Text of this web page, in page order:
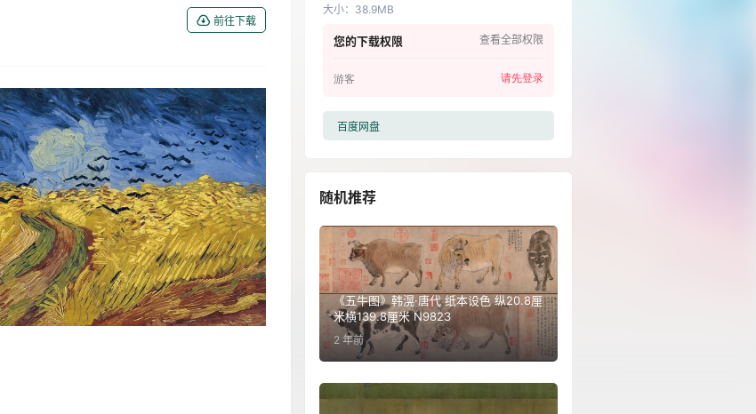
前往下载
大小： 38.9MB
您的下载权限 查看全部权限
游客 请先登录
百度网盘
随机推荐
《五牛图》韩滉·唐代 纸本设色 纵20.8厘
米横139.8厘米 N9823
2 年前